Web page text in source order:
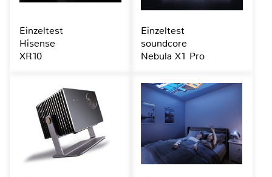
Einzeltest
Hisense
XR10
Einzeltest
soundcore
Nebula X1 Pro